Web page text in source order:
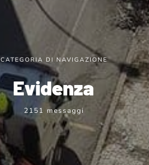
CATEGORIA DI NAVIGAZIONE
Evidenza
2151 messaggi